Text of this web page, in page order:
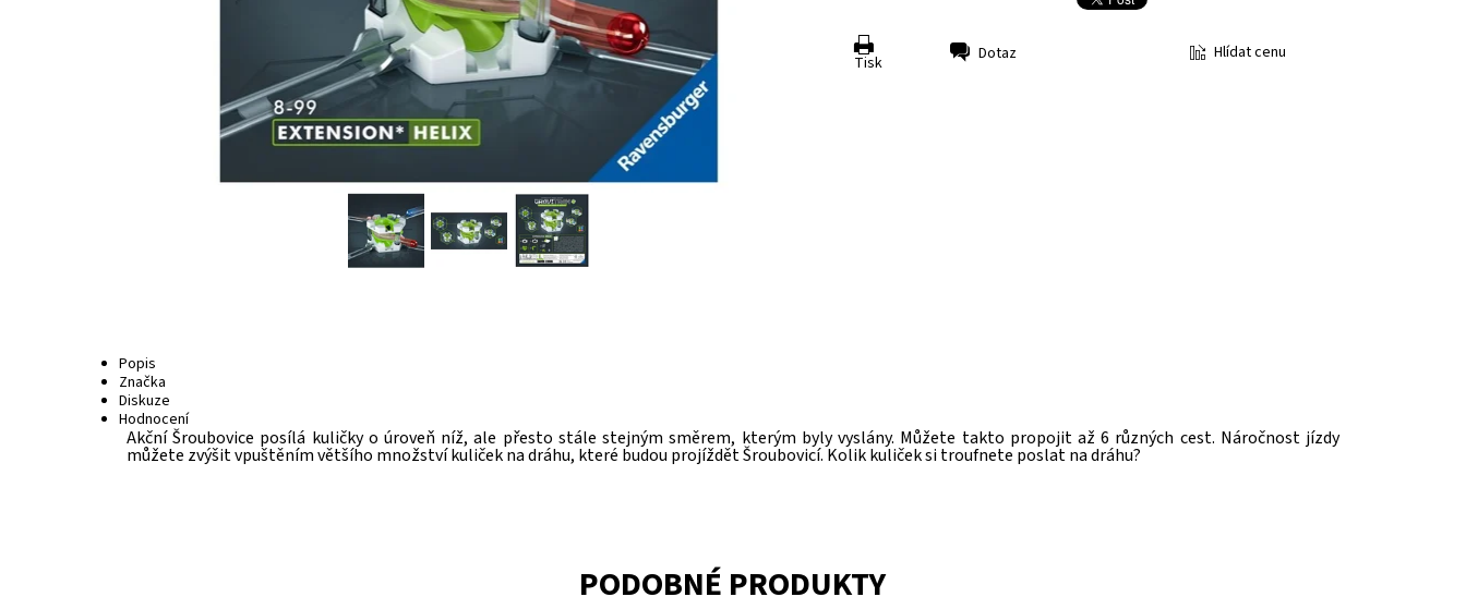
Tisk Dotaz Hlídat cenu
Popis
Značka
Diskuze
Hodnocení
Akční Šroubovice posílá kuličky o úroveň níž, ale přesto stále stejným směrem, kterým byly vyslány. Můžete takto propojit až 6 různých cest. Náročnost jízdy
můžete zvýšit vpuštěním většího množství kuliček na dráhu, které budou projíždět Šroubovicí. Kolik kuliček si troufnete poslat na dráhu?
PODOBNÉ PRODUKTY